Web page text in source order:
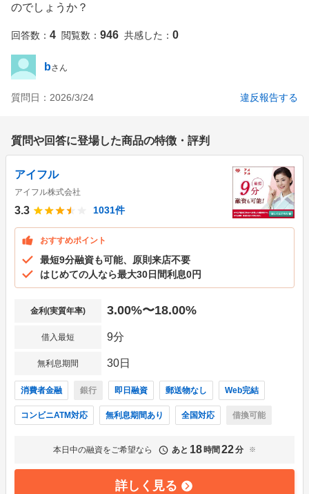
のでしょうか？
回答数： 4 閲覧数： 946 共感した： 0
bさん
質問日： 2026/3/24 違反報告する
質問や回答に登場した商品の特徴・評判
アイフル
アイフル株式会社
3.3 1031件
おすすめポイント
最短9分融資も可能、原則来店不要
はじめての人なら最大30日間利息0円
金利(実質年率) 3.00%〜18.00%
借入最短 9分
無利息期間 30日
消費者金融 銀行 即日融資 郵送物なし Web完結
コンビニATM対応 無利息期間あり 全国対応 借換可能
本日中の融資をご希望なら あと 18時間 22分 ※
詳しく見る